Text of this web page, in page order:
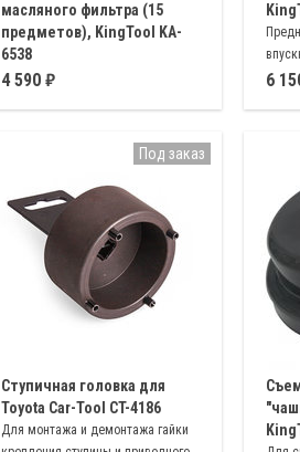
масляного фильтра (15
предметов), KingTool KA-
6538
Съёмники-чашки из прочного
68мм, 73/14 ∅ 73мм, 74, 76/15 ∅ 74,
76мм, 76/14 ∅ 76мм, 80/15 ∅ 80мм
4 590 6
Ступичная головка для
Toyota Car-Tool CT-4186
Для монтажа и демонтажа гайки
Под заказ